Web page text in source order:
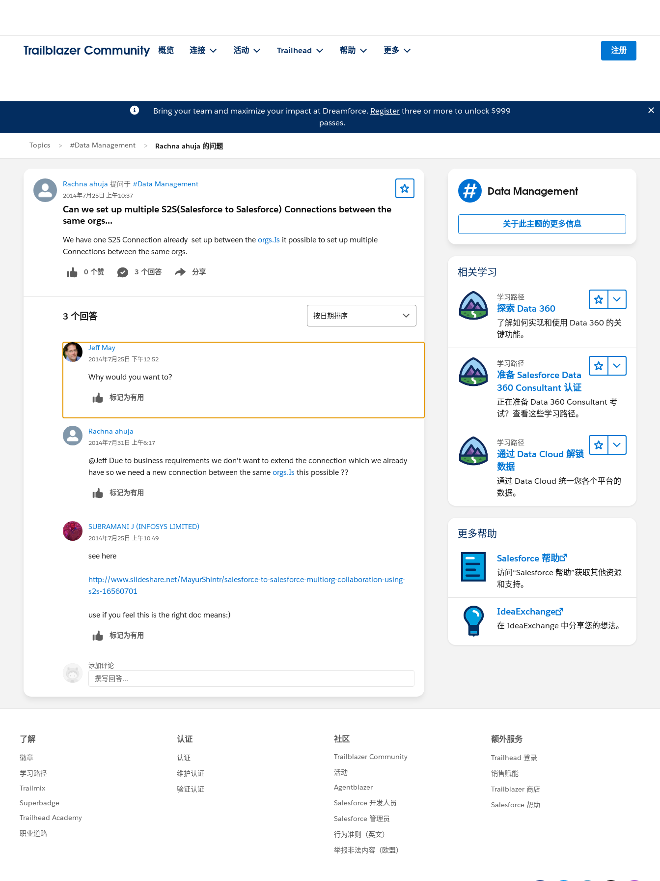
Trailblazer Community 概览 连接 活动 Trailhead 帮助 更多 注册
Bring your team and maximize your impact at Dreamforce. Registerthree or more to unlock $999
passes.
Topics #Data Management Rachna ahuja 的问题
Rachna ahuja 提问于 #Data Management
2014年7月25日 上午10:37
Can we set up multiple S2S(Salesforce to Salesforce) Connections between the
same orgs...
We have one S2S Connection already set up between the orgs.Is it possible to set up multiple
Connections between the same orgs.
0 个赞 3 个回答 分享
Show menu
3 个回答 排序
按日期排序
Jeff May
2014年7月25日 下午12:52
Why would you want to?
标记为有用
Rachna ahuja
2014年7月31日 上午6:17
@Jeff Due to business requirements we don't want to extend the connection which we already
have so we need a new connection between the same orgs.Is this possible ??
标记为有用
SUBRAMANI J (INFOSYS LIMITED)
2014年7月25日 上午10:49
see here
http://www.slideshare.net/MayurShintr/salesforce-to-salesforce-multiorg-collaboration-using-
s2s-16560701
use if you feel this is the right doc means:)
标记为有用
添加评论
撰写回答...
Data Management
关于此主题的更多信息
相关学习
学习路径
探索 Data 360
了解如何实现和使用 Data 360 的关
键功能。
学习路径
准备 Salesforce Data
360 Consultant 认证
正在准备 Data 360 Consultant 考
试？查看这些学习路径。
学习路径
通过 Data Cloud 解锁
数据
通过 Data Cloud 统一您各个平台的
数据。
更多帮助
Salesforce 帮助
访问“Salesforce 帮助”获取其他资源
和支持。
IdeaExchange
在 IdeaExchange 中分享您的想法。